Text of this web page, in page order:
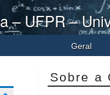
– UFPR –
Geral
Sobre a